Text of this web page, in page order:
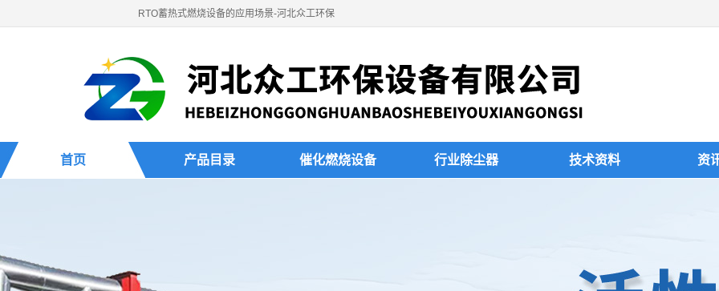
RTO蓄热式燃烧设备的应用场景-河北众工环保
首页 产品目录 催化燃烧设备 行业除尘器 技术资料 资